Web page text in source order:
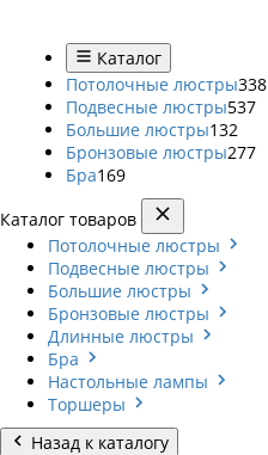
Каталог
Потолочные люстры338
Подвесные люстры537
Большие люстры132
Бронзовые люстры277
Бра169
Каталог товаров
Потолочные люстры
Подвесные люстры
Большие люстры
Бронзовые люстры
Длинные люстры
Бра
Настольные лампы
Торшеры
Назад к каталогу